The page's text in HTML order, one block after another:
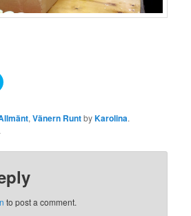
Click
in
,Vänern RuntbyKarolina.
to post a comment.